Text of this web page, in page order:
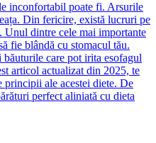
inconfortabil poate fi. Arsurile
Din fericire, există lucruri pe
Unul dintre cele mai importante
fie blândă cu stomacul tău.
care pot irita esofagul
articol actualizat din 2025, te
ale acestei diete. De
perfect aliniată cu dieta